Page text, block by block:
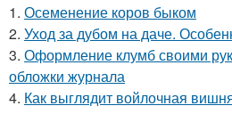
1. Осеменение коров быком
2. Уход за дубом на даче.
3. Оформление клумб своими
обложки журнала
4. Как выглядит войлочная